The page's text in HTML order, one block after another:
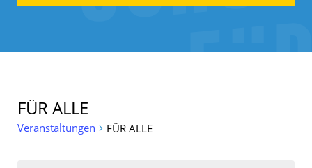
FÜR ALLE
Veranstaltungen FÜR ALLE